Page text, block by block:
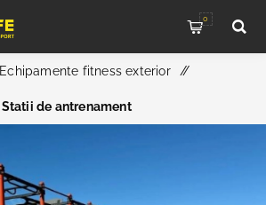
0
Echipamente fitness exterior /
Statii de antrenament